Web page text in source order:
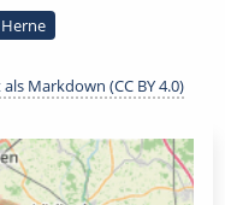
Herne
Markdown (CC BY 4.0)